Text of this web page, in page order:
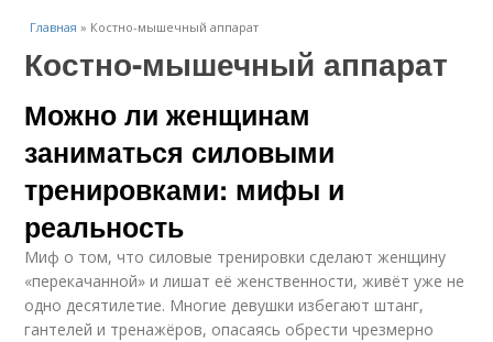
Главная » Костно-мышечный аппарат
Костно-мышечный аппарат
Можно ли женщинам
заниматься силовыми
тренировками: мифы и
реальность
Миф о том, что силовые тренировки сделают женщину
«перекачанной» и лишат её женственности, живёт уже не
одно десятилетие. Многие девушки избегают штанг,
гантелей и тренажёров, опасаясь обрести чрезмерно